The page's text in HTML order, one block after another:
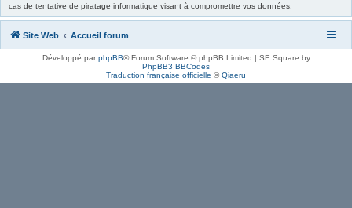
cas de tentative de piratage informatique visant à compromettre vos données.
Site Web Accueil forum
Développé parphpBB® Forum Software © phpBB Limited | SE Square by
PhpBB3 BBCodes
Traduction française officielle ©Qiaeru